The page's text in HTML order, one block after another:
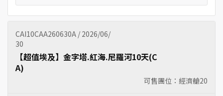
CAI10CAA260630A / 2026/06/
30
可售團位：經濟艙20
【超值埃及】金字塔.紅海.尼羅河10天(C
A)